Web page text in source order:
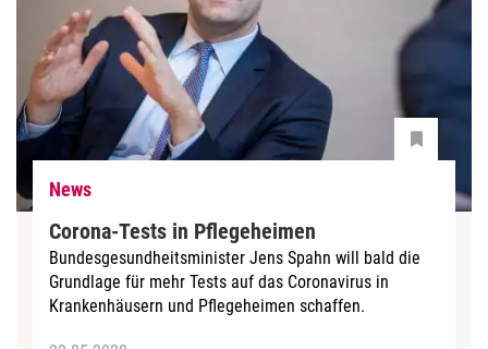
News
Corona-Tests in Pflegeheimen
Bundesgesundheitsminister Jens Spahn will bald die
Grundlage für mehr Tests auf das Coronavirus in
Krankenhäusern und Pflegeheimen schaffen.